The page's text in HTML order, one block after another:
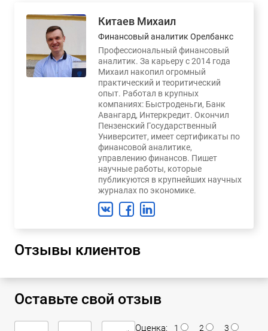
Китаев Михаил
Финансовый аналитик Орелбанкс
Профессиональный финансовый
аналитик. За карьеру с 2014 года
Михаил накопил огромный
практический и теоритический
опыт. Работал в крупных
компаниях: Быстроденьги, Банк
Авангард, Интеркредит. Окончил
Пензенский Государственный
Университет, имеет сертификаты по
финансовой аналитике,
управлению финансов. Пишет
научные работы, которые
публикуются в крупнейших научных
журналах по экономике.
Отзывы клиентов
Оставьте свой отзыв
Оценка: 1 2 3